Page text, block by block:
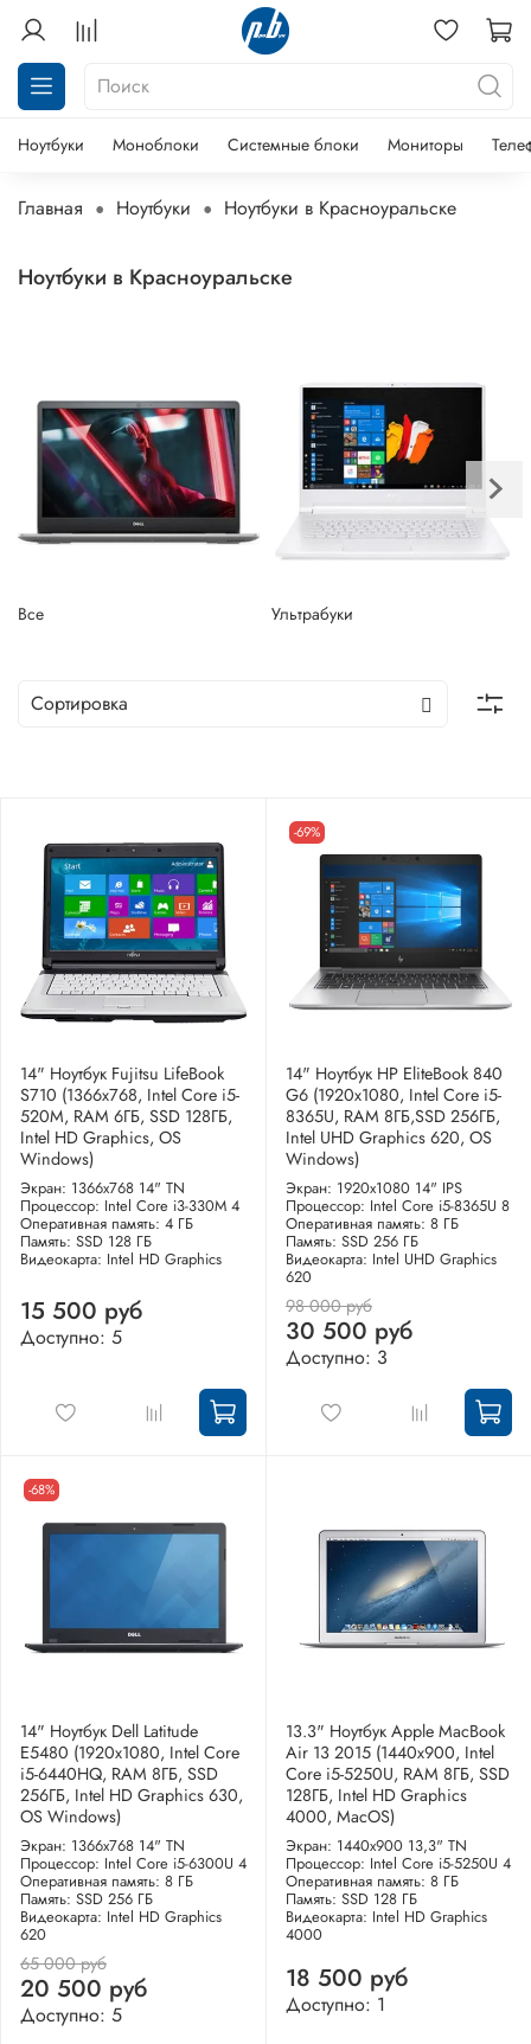
Ноутбуки Моноблоки Системные блоки Мониторы
Главная Ноутбуки Ноутбуки в Красноуральске
Ноутбуки в Красноуральске
Все Ультрабуки
14" Ноутбук Fujitsu LifeBook
S710 (1366x768, Intel Core i5-
520M, RAM 6ГБ, SSD 128ГБ,
Intel HD Graphics, OS
Windows)
Экран: 1366x768 14" TN
Процессор: Intel Core i3-330M 4
Оперативная память: 4 ГБ
Память: SSD 128 ГБ
Видеокарта: Intel HD Graphics
15 500 руб
Доступно: 5
-69%
14" Ноутбук HP EliteBook 840
G6 (1920x1080, Intel Core i5-
8365U, RAM 8ГБ,SSD 256ГБ,
Intel UHD Graphics 620, OS
Windows)
Экран: 1920x1080 14" IPS
Процессор: Intel Core i5-8365U 8
Оперативная память: 8 ГБ
Память: SSD 256 ГБ
Видеокарта: Intel UHD Graphics
620
98 000 руб
30 500 руб
Доступно: 3
-68%
14" Ноутбук Dell Latitude
E5480 (1920х1080, Intel Core
i5-6440HQ, RAM 8ГБ, SSD
256ГБ, Intel HD Graphics 630,
OS Windows)
Экран: 1366x768 14" TN
Процессор: Intel Core i5-6300U 4
Оперативная память: 8 ГБ
Память: SSD 256 ГБ
Видеокарта: Intel HD Graphics
620
65 000 руб
20 500 руб
Доступно: 5
13.3" Ноутбук Apple MacBook
Air 13 2015 (1440x900, Intel
Core i5-5250U, RAM 8ГБ, SSD
128ГБ, Intel HD Graphics
4000, MacOS)
Экран: 1440x900 13,3" TN
Процессор: Intel Core i5-5250U 4
Оперативная память: 8 ГБ
Память: SSD 128 ГБ
Видеокарта: Intel HD Graphics
4000
18 500 руб
Доступно: 1